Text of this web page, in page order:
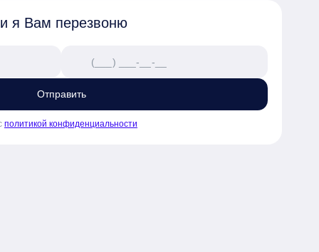
я Вам перезвоню
Отправить
политикой конфиденциальности